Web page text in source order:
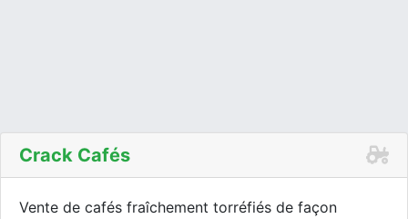
Crack Cafés
Vente de cafés fraîchement torréfiés de façon